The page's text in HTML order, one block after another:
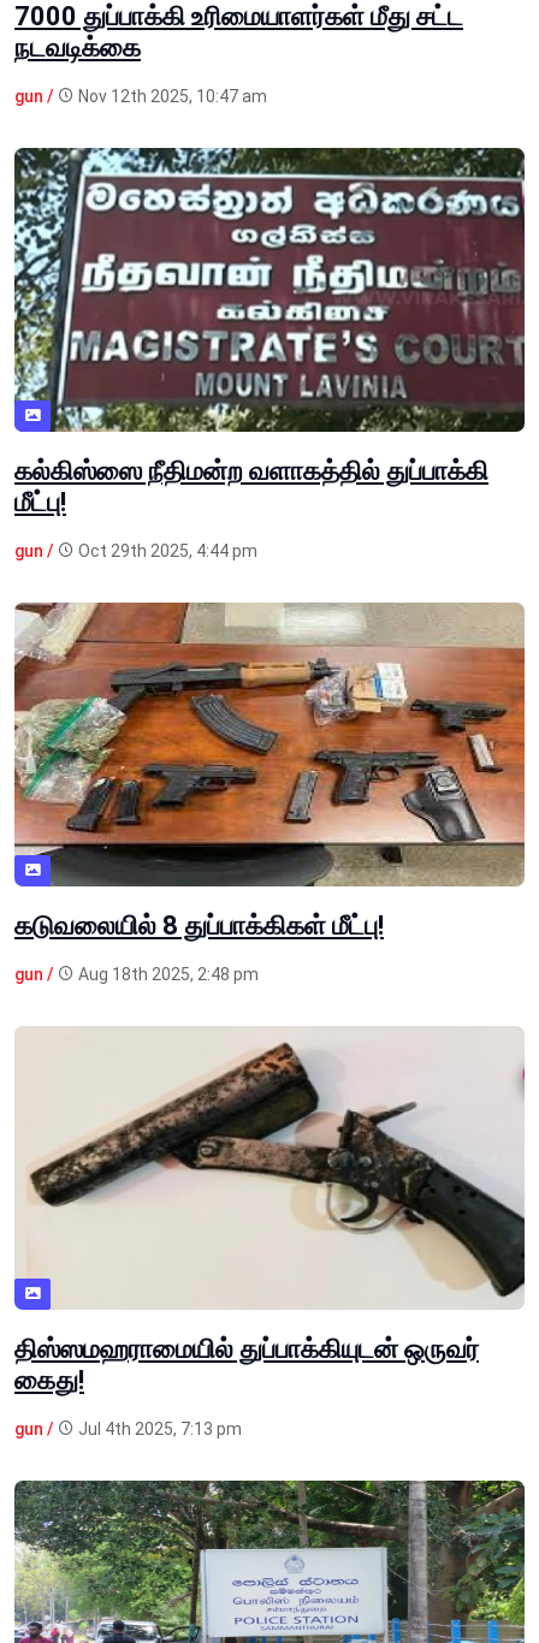
7000 துப்பாக்கி உரிமையாளர்கள் மீது சட்ட
நடவடிக்கை
gun / Nov 12th 2025, 10:47 am
கல்கிஸ்ஸை நீதிமன்ற வளாகத்தில் துப்பாக்கி
மீட்பு!
gun / Oct 29th 2025, 4:44 pm
கடுவலையில் 8 துப்பாக்கிகள் மீட்பு!
gun / Aug 18th 2025, 2:48 pm
திஸ்ஸமஹராமையில் துப்பாக்கியுடன் ஒருவர்
கைது!
gun / Jul 4th 2025, 7:13 pm